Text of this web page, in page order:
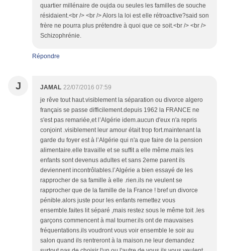
quartier millénaire de oujda ou seules les familles de souche
résidaient.<br /> <br /> Alors la loi est elle rétroactive?said son
frère ne pourra plus prétendre à quoi que ce soit.<br /> <br />
Schizophrénie.
Répondre
J JAMAL 22/07/2016 07:59
je rêve tout haut.visiblement la séparation ou divorce algero
français se passe difficilement.depuis 1962 la FRANCE ne
s'est pas remariée,et l’Algérie idem.aucun d'eux n'a repris
conjoint .visiblement leur amour était trop fort.maintenant la
garde du foyer est à l’Algérie qui n'a que faire de la pension
alimentaire.elle travaille et se suffit a elle même.mais les
enfants sont devenus adultes et sans 2eme parent ils
deviennent incontrôlables.l’Algérie a bien essayé de les
rapprocher de sa famille à elle .rien.ils ne veulent se
rapprocher que de la famille de la France ! bref un divorce
pénible.alors juste pour les enfants remettez vous
ensemble.faites lit séparé ,mais restez sous le même toit .les
garçons commencent à mal tourner.ils ont de mauvaises
fréquentations.ils voudront vous voir ensemble le soir au
salon quand ils rentreront à la maison.ne leur demandez